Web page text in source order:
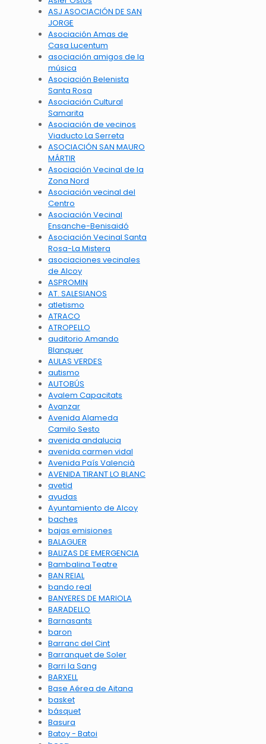
ASJ ASOCIACIÓN DE SAN
JORGE
Asociación Amas de
Casa Lucentum
asociación amigos de la
música
Asociación Belenista
Santa Rosa
Asociación Cultural
Samarita
Asociación de vecinos
Viaducto La Serreta
ASOCIACIÓN SAN MAURO
MÁRTIR
Asociación Vecinal de la
Zona Nord
Asociación vecinal del
Centro
Asociación Vecinal
Ensanche-Benisaidó
Asociación Vecinal Santa
Rosa-La Mistera
asociaciones vecinales
de Alcoy
ASPROMIN
AT. SALESIANOS
atletismo
ATRACO
ATROPELLO
auditorio Amando
Blanquer
AULAS VERDES
autismo
AUTOBÚS
Avalem Capacitats
Avanzar
Avenida Alameda
Camilo Sesto
avenida andalucia
avenida carmen vidal
Avenida País Valencià
AVENIDA TIRANT LO BLANC
avetid
ayudas
Ayuntamiento de Alcoy
baches
bajas emisiones
BALAGUER
BALIZAS DE EMERGENCIA
Bambalina Teatre
BAN REIAL
bando real
BANYERES DE MARIOLA
BARADELLO
Barnasants
baron
Barranc del Cint
Barranquet de Soler
Barri la Sang
BARXELL
Base Aérea de Aitana
basket
básquet
Basura
Batoy - Batoi